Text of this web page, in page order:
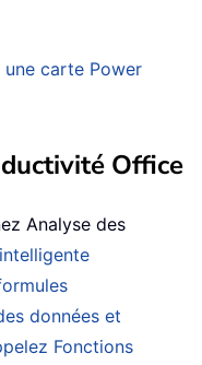
carte Power
Office
Analyse des
données et
Fonctions